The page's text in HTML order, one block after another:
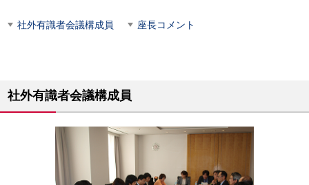
社外有識者会議構成員 座長コメント
社外有識者会議構成員